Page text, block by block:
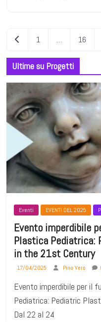
PostsNewer posts
1 … 16
Ultime su Progetti
Eventi EVENTI DEL 2025
Evento imperdibile
Plastica Pediatrica:
in the 21st Century
17/04/2025 Pino Vero
Evento imperdibile per il
Pediatrica: Pediatric
Dal 22 al 24